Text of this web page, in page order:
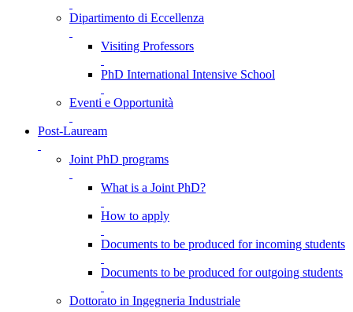
Dipartimento di Eccellenza
Visiting Professors
PhD International Intensive School
Eventi e Opportunità
Post-Lauream
Joint PhD programs
What is a Joint PhD?
How to apply
Documents to be produced for incoming students
Documents to be produced for outgoing students
Dottorato in Ingegneria Industriale